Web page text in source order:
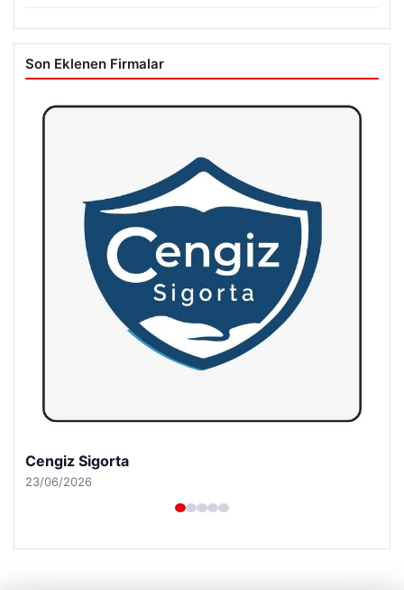
Son Eklenen Firmalar
Hastaş Beton
26/05/2026